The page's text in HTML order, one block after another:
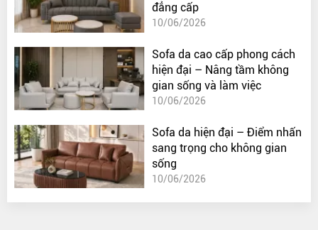
đẳng cấp
10/06/2026
Sofa da cao cấp phong cách
hiện đại – Nâng tầm không
gian sống và làm việc
10/06/2026
Sofa da hiện đại – Điểm nhấn
sang trọng cho không gian
sống
10/06/2026